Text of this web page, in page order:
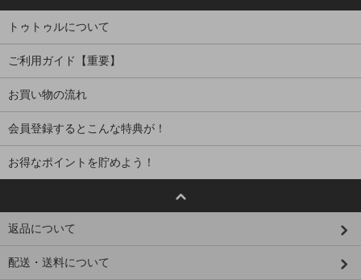
トゥトゥルについて
ご利用ガイド【重要】
お買い物の流れ
会員登録するとこんな特典が！
お得なポイントを貯めよう！
返品について
配送・送料について